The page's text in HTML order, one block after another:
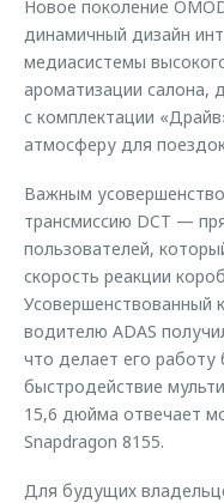
Новое поколение
динамичный дизайн
медиасистемы
ароматизации салона,
с комплектации
атмосферу для
Важным
трансмиссию DCT —
пользователей,
скорость реакции
Усовершенствованный
водителю ADAS
что делает его работу
быстродействие
15,6 дюйма отвечает
Snapdragon 8155.
Для будущих